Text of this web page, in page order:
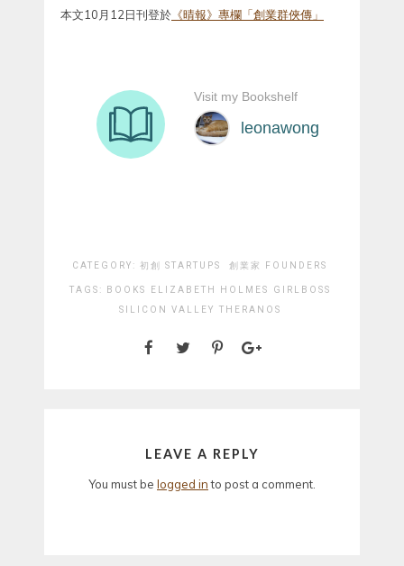
本文10月12日刊登於 《晴報》專欄「創業群俠傳」
CATEGORY: 初創 STARTUPS 創業家 FOUNDERS
TAGS: BOOKS ELIZABETH HOLMES
GIRLBOSS
SILICON VALLEY
THERANOS
LEAVE A REPLY
You must be logged into post a comment.